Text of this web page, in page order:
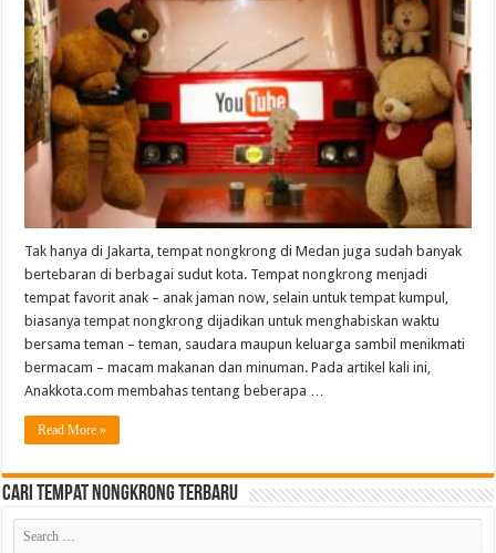
Tak hanya di Jakarta, tempat nongkrong di Medan juga sudah banyak
bertebaran di berbagai sudut kota. Tempat nongkrong menjadi
tempat favorit anak – anak jaman now, selain untuk tempat kumpul,
biasanya tempat nongkrong dijadikan untuk menghabiskan waktu
bersama teman – teman, saudara maupun keluarga sambil menikmati
bermacam – macam makanan dan minuman. Pada artikel kali ini,
Anakkota.com membahas tentang beberapa …
Read More »
Cari Tempat Nongkrong Terbaru